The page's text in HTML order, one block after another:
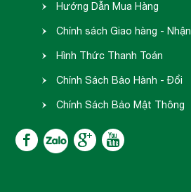
Hướng Dẫn Mua Hàng
Chính sách Giao hàng - Nhận
hàng
Hình Thức Thanh Toán
Chính Sách Bảo Hành - Đổi
Trả
Chính Sách Bảo Mật Thông
Tin